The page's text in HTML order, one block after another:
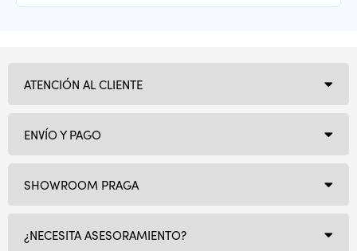
SHOWROOM PRAGA
¿NECESITA ASESORAMIENTO?
ATENCIÓN AL CLIENTE
ENVÍO Y PAGO